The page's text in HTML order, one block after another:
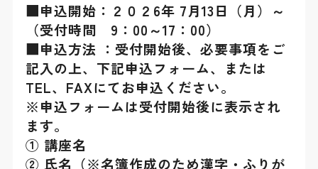
■申込開始：２０２6年 7月13日（月）～
（受付時間 9：00～17：00）
■申込方法 ：受付開始後、必要事項をご
記入の上、下記申込フォーム、または
TEL、FAXにてお申込ください。
※申込フォームは受付開始後に表示され
ます。
① 講座名
② 氏名（※名簿作成のため漢字・ふりが